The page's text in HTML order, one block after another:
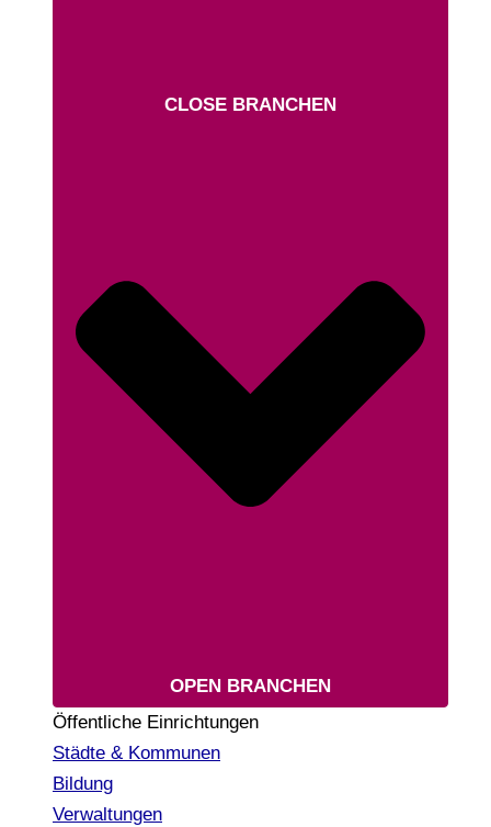
CLOSE BRANCHEN
OPEN BRANCHEN
Öffentliche Einrichtungen
Städte & Kommunen
Bildung
Verwaltungen